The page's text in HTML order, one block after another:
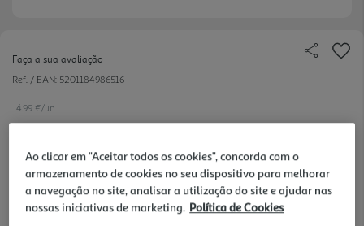
Faça a sua avaliação
Ref. / EAN: 5201184986516
4.99 €/un
4,99 €
Ao clicar em "Aceitar todos os cookies", concorda com o
armazenamento de cookies no seu dispositivo para melhorar
a navegação no site, analisar a utilização do site e ajudar nas
nossas iniciativas de marketing. Política de Cookies